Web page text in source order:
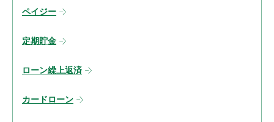
ペイジー
定期貯金
ローン繰上返済
カードローン